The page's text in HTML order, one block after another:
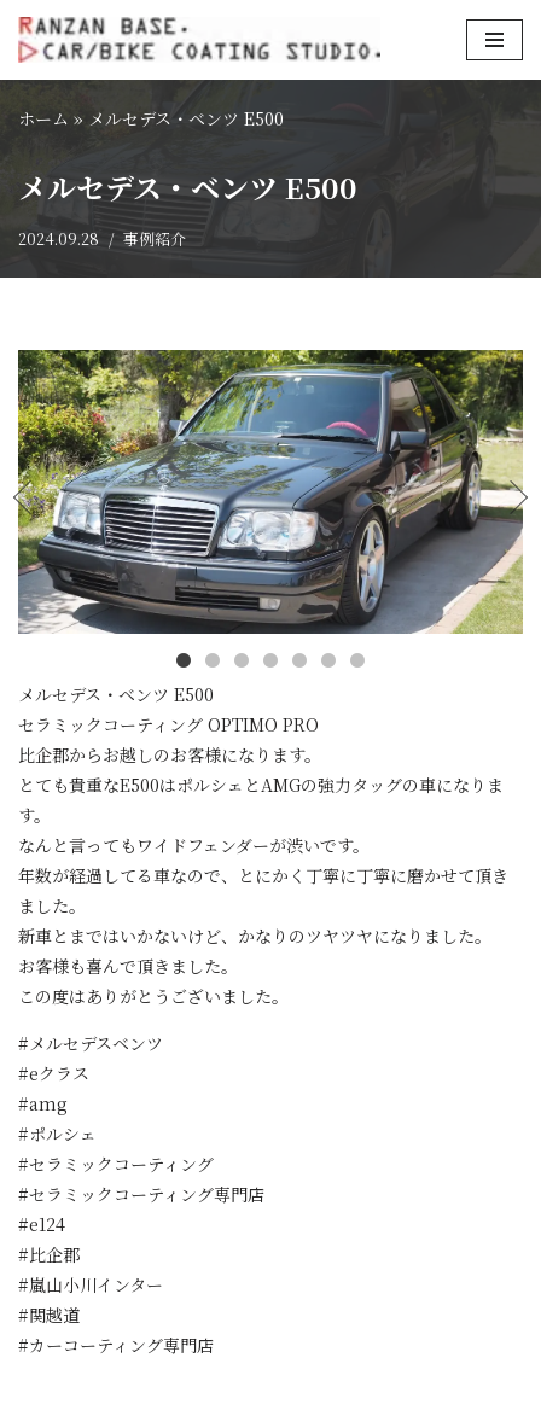
コ
テ
ツ
ス
キ
ホーム » メルセデス・ベンツ E500
メルセデス・ベンツ E500
2024.09.28 事例紹介
メルセデス・ベンツ E500
セラミックコーティング OPTIMO PRO
比企郡からお越しのお客様になります。
とても貴重なE500はポルシェとAMGの強力タッグの車になりま
す。
なんと言ってもワイドフェンダーが渋いです。
年数が経過してる車なので、とにかく丁寧に丁寧に磨かせて頂き
ました。
新車とまではいかないけど、かなりのツヤツヤになりました。
お客様も喜んで頂きました。
この度はありがとうございました。
#メルセデスベンツ
#eクラス
#amg
#ポルシェ
#セラミックコーティング
#セラミックコーティング専門店
#e124
#比企郡
#嵐山小川インター
#関越道
#カーコーティング専門店